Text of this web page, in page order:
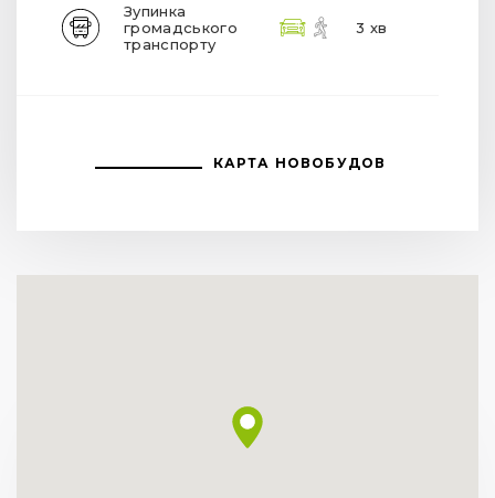
Зупинка
громадського
транспорту
3 хв
КАРТА НОВОБУДОВ